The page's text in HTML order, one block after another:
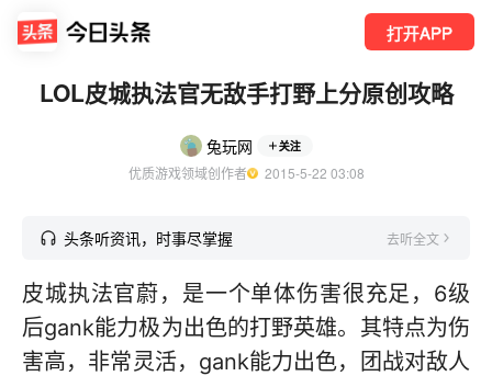
打开APP
LOL皮城执法官无敌手打野上分原创攻略
兔玩网 关注
优质游戏领域创作者
  2015-5-22 03:08
头条听资讯，时事尽掌握 去听全文
皮城执法官蔚，是一个单体伤害很充足，6级
后gank能力极为出色的打野英雄。其特点为伤
害高，非常灵活，gank能力出色，团战对敌人